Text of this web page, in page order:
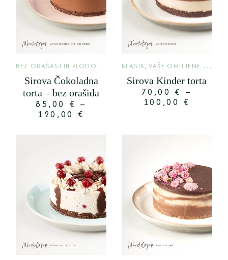
B
EZ ORAŠASTIH PLODOVA KLASIK
Sirova Čokoladna
torta – bez orašida
85,00 € –
120,00 €
KLASIK,VAŠE OMILJENE TORTE
Sirova Kinder torta
70,00 € –
100,00 €